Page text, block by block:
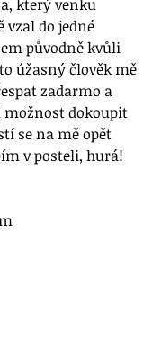
který venku
vzal do jedné
původně kvůli
úžasný člověk mě
zadarmo a
možnost dokoupit
se na mě opět
v posteli, hurá!